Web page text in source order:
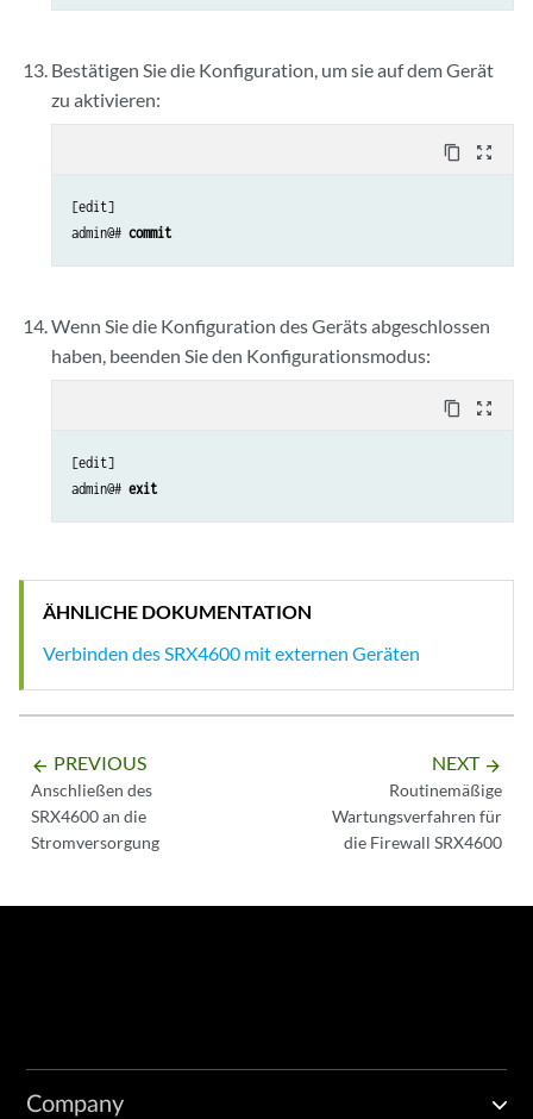
Bestätigen Sie die Konfiguration, um sie auf dem Gerät
zu aktivieren:
content_copy zoom_out_map
[edit]
admin@# commit
Wenn Sie die Konfiguration des Geräts abgeschlossen
haben, beenden Sie den Konfigurationsmodus:
content_copy zoom_out_map
[edit]
admin@# exit
ÄHNLICHE DOKUMENTATION
Verbinden des SRX4600 mit externen Geräten
arrow_backward PREVIOUS
Anschließen des
SRX4600 an die
Stromversorgung
NEXT arrow_forward
Routinemäßige
Wartungsverfahren für
die Firewall SRX4600
Company